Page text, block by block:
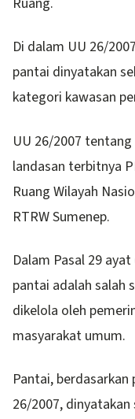
Di dalam UU 26/
pantai dinyatakan
kategori kawasan
UU 26/2007
landasan terbitnya
Ruang Wilayah
RTRW Sumenep.
Dalam Pasal 29
pantai adalah salah
dikelola oleh
masyarakat umum.
Pantai, berdasarkan
26/2007,